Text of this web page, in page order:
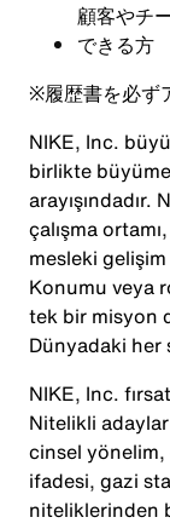
顧客やチ
できる方
※履歴書を必ず
NIKE, Inc.
birlikte
çalışma
mesleki
Konumu veya
tek bir misyon
Dünyadaki
NIKE, Inc.
Nitelikli
cinsel
ifadesi, gazi
niteliklerinden